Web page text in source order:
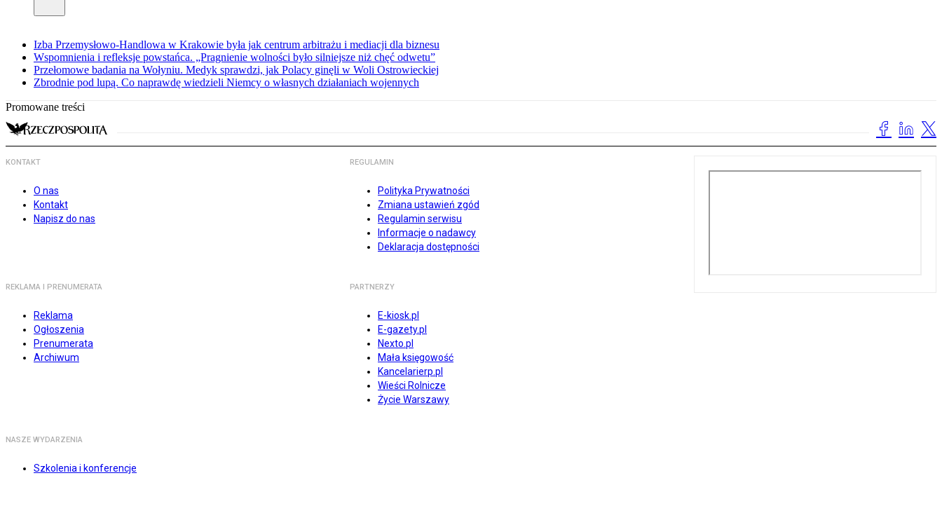
Izba Przemysłowo-Handlowa w Krakowie była jak centrum arbitrażu i mediacji dla biznesu
Wspomnienia i refleksje powstańca. „Pragnienie wolności było silniejsze niż chęć odwetu”
Przełomowe badania na Wołyniu. Medyk sprawdzi, jak Polacy ginęli w Woli Ostrowieckiej
Zbrodnie pod lupą. Co naprawdę wiedzieli Niemcy o własnych działaniach wojennych
Promowane treści
KONTAKT
O nas
Kontakt
Napisz do nas
REGULAMIN
Polityka Prywatności
Zmiana ustawień zgód
Regulamin serwisu
Informacje o nadawcy
Deklaracja dostępności
REKLAMA I PRENUMERATA
Reklama
Ogłoszenia
Prenumerata
Archiwum
PARTNERZY
E-kiosk.pl
E-gazety.pl
Nexto.pl
Mała księgowość
Kancelarierp.pl
Wieści Rolnicze
Życie Warszawy
NASZE WYDARZENIA
Szkolenia i konferencje